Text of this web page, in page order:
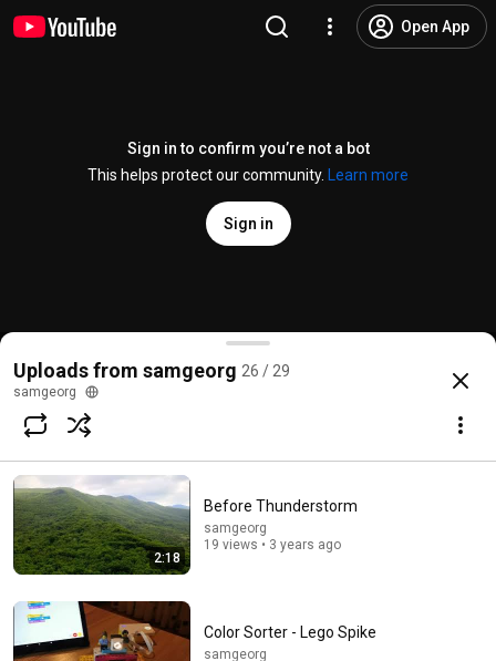
Open App
Sign in to confirm you’re not a bot
This helps protect our community.
Learn more
Sign in
Βίντεο Παρουσίασης Μεταπτυχιακής Εργασίας
@samgeorg
Subscribe
Comments
Comment...
Uploads from samgeorg 26 / 29
samgeorg
2:18
Before Thunderstorm
samgeorg
19 views • 3 years ago
Color Sorter - Lego Spike
samgeorg